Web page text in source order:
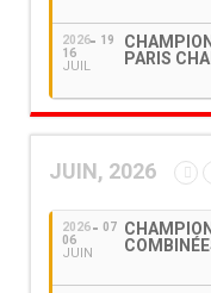
2026
16
JUIL
19
PARIS
JUIN, 2026
2026
06
JUIN
07